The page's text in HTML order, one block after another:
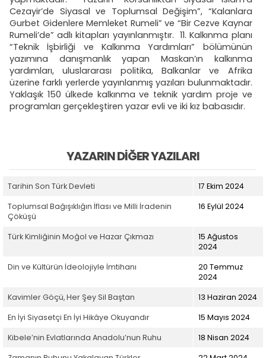
Cezayir’de Siyasal ve Toplumsal Değişim”, “Kalanlara
Gurbet Gidenlere Memleket Rumeli” ve “Bir Cezve Kaynar
Rumeli’de” adlı kitapları yayınlanmıştır. 11. Kalkınma planı
“Teknik İşbirliği ve Kalkınma Yardımları” bölümünün
yazımına danışmanlık yapan Maskan’ın kalkınma
yardımları, uluslararası politika, Balkanlar ve Afrika
üzerine farklı yerlerde yayınlanmış yazıları bulunmaktadır.
Yaklaşık 150 ülkede kalkınma ve teknik yardım proje ve
programları gerçekleştiren yazar evli ve iki kız babasıdır.
YAZARIN DIĞER YAZILARI
Tarihin Son Türk Devleti
17 Ekim 2024
Toplumsal Bağışıklığın İflası ve Milli İradenin
Çöküşü
16 Eylül 2024
Türk Kimliğinin Moğol ve Hazar Çıkmazı
15 Ağustos
2024
Din ve Kültürün İdeolojiyle İmtihanı
20 Temmuz
2024
Kavimler Göçü, Her Şey Sil Baştan
13 Haziran 2024
En İyi Siyasetçi En İyi Hikâye Okuyandır
15 Mayıs 2024
Kibele’nin Evlatlarında Anadolu’nun Ruhu
18 Nisan 2024